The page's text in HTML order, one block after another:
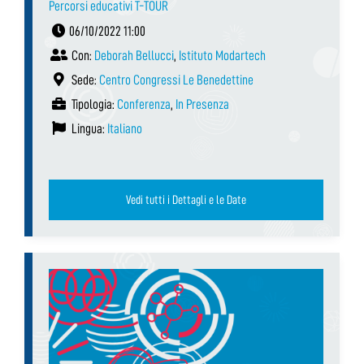
Percorsi educativi T-TOUR
06/10/2022 11:00
Con: Deborah Bellucci, Istituto Modartech
Sede: Centro Congressi Le Benedettine
Tipologia: Conferenza, In Presenza
Lingua: Italiano
Vedi tutti i Dettagli e le Date